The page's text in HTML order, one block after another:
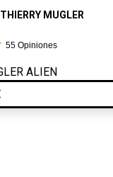
THIERRY MUGLER
55Opiniones